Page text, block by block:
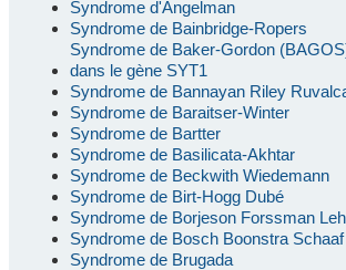
Syndrome d'Angelman
Syndrome de Bainbridge-Ropers
Syndrome de Baker-Gordon
dans le gène SYT1
Syndrome de Bannayan Riley
Syndrome de Baraitser-Winter
Syndrome de Bartter
Syndrome de Basilicata-Akhtar
Syndrome de Beckwith Wiedemann
Syndrome de Birt-Hogg Dubé
Syndrome de Borjeson Forssman
Syndrome de Bosch Boonstra Schaaf
Syndrome de Brugada